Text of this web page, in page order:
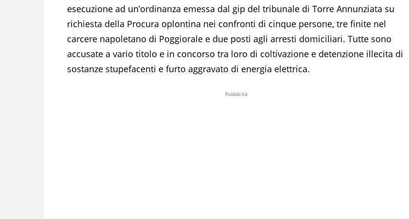
esecuzione ad un’ordinanza emessa dal gip del tribunale di Torre Annunziata su
richiesta della Procura oplontina nei confronti di cinque persone, tre finite nel
carcere napoletano di Poggiorale e due posti agli arresti domiciliari. Tutte sono
accusate a vario titolo e in concorso tra loro di coltivazione e detenzione illecita di
sostanze stupefacenti e furto aggravato di energia elettrica.
Pubblicità